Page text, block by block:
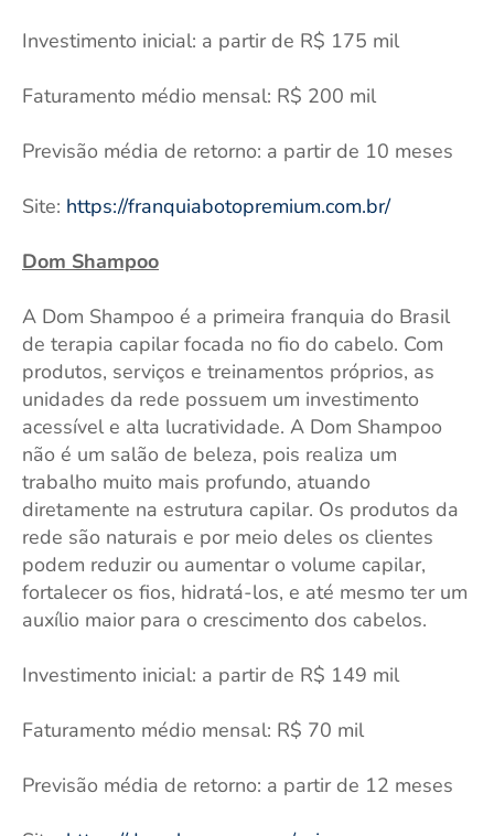
Investimento inicial: a partir de R$ 175 mil
Faturamento médio mensal: R$ 200 mil
Previsão média de retorno: a partir de 10 meses
Site: https://franquiabotopremium.com.br/
Dom Shampoo
A Dom Shampoo é a primeira franquia do Brasil
de terapia capilar focada no fio do cabelo. Com
produtos, serviços e treinamentos próprios, as
unidades da rede possuem um investimento
acessível e alta lucratividade. A Dom Shampoo
não é um salão de beleza, pois realiza um
trabalho muito mais profundo, atuando
diretamente na estrutura capilar. Os produtos da
rede são naturais e por meio deles os clientes
podem reduzir ou aumentar o volume capilar,
fortalecer os fios, hidratá-los, e até mesmo ter um
auxílio maior para o crescimento dos cabelos.
Investimento inicial: a partir de R$ 149 mil
Faturamento médio mensal: R$ 70 mil
Previsão média de retorno: a partir de 12 meses